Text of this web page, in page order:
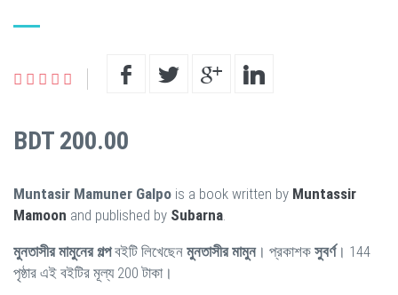
BDT 200.00
Muntasir Mamuner Galpo is a book written by Muntassir
Mamoon and published by Subarna
মুনতাসীর মামুনের গল্পবইটি লিখেছেন মুনতাসীর মামুন। প্রকাশক সুবর্ণ। 144
পৃষ্ঠার এই বইটির মূল্য 200 টাকা।